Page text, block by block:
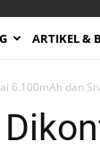
ARTIKEL &
6.100mAh dan